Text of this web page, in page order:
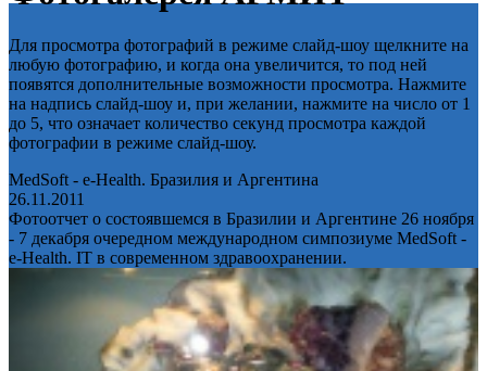
Для просмотра фотографий в режиме слайд-шоу щелкните на
любую фотографию, и когда она увеличится, то под ней
появятся дополнительные возможности просмотра. Нажмите
на надпись слайд-шоу и, при желании, нажмите на число от 1
до 5, что означает количество секунд просмотра каждой
фотографии в режиме слайд-шоу.
MedSoft - e-Health. Бразилия и Аргентина
26.11.2011
Фотоотчет о состоявшемся в Бразилии и Аргентине 26 ноября
- 7 декабря очередном международном симпозиуме MedSoft -
e-Health. IT в современном здравоохранении.